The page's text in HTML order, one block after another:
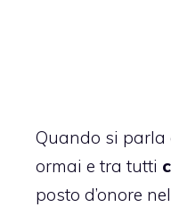
Quando si
ormai e tra tutti
posto d’onore